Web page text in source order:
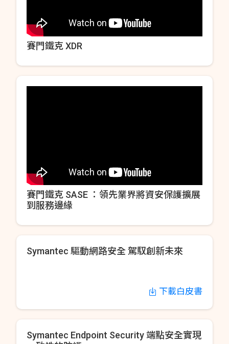
賽門鐵克 XDR
賽門鐵克 SASE ：領先業界將資安保護擴展
到服務邊緣
Symantec 驅動網路安全 駕馭創新未來
下載白皮書
Symantec Endpoint Security 端點安全實現